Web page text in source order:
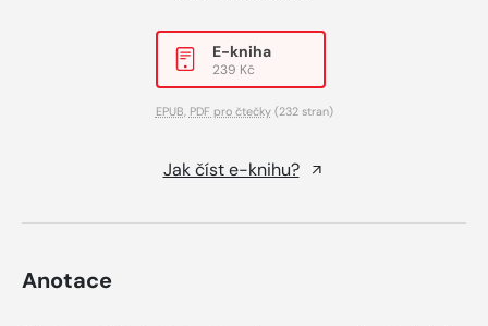
E-kniha
239 Kč
EPUB, PDF pro čtečky(232 stran)
Jak číst e-knihu?
Anotace